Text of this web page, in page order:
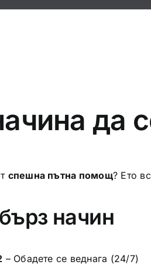
да
спешна пътна помощ? Ето
начин
– Обадете се веднага (24/7)